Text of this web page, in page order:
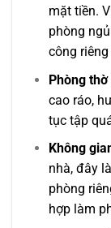
mặt tiền.
phòng
công
Phòng thờ
cao ráo,
tục tập
Không
nhà, đây
phòng
hợp làm